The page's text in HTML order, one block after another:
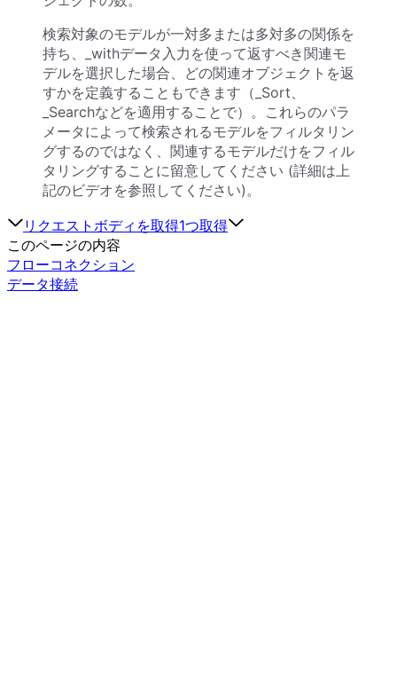
検索対象のモデルが一対多または多対多の関係を
持ち、_withデータ入力を使って返すべき関連モ
デルを選択した場合、どの関連オブジェクトを返
すかを定義することもできます（_Sort、
_Searchなどを適用することで）。これらのパラ
メータによって検索されるモデルをフィルタリン
グするのではなく、関連するモデルだけをフィル
タリングすることに留意してください (詳細は上
記のビデオを参照してください)。
リクエストボディを取得1つ取得
このページの内容
フローコネクション
データ接続